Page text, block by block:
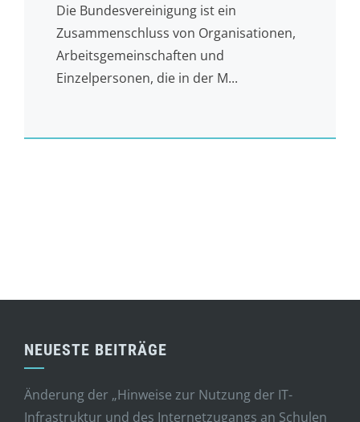
Die Bundesvereinigung ist ein
Zusammenschluss von Organisationen,
Arbeitsgemeinschaften und
Einzelpersonen, die in der M...
NEUESTE BEITRÄGE
Änderung der „Hinweise zur Nutzung der IT-
Infrastruktur und des Internetzugangs an Schulen